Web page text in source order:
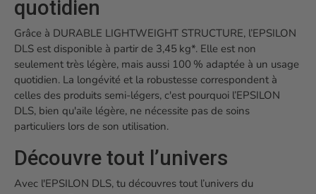
quotidien
Grâce à DURABLE LIGHTWEIGHT STRUCTURE, l’EPSILON
DLS est disponible à partir de 3,45 kg*. Elle est non
seulement très légère, mais aussi 100 % adaptée à un usage
quotidien. La longévité et la robustesse correspondent à
celles des produits semi-légers, c'est pourquoi l’EPSILON
DLS, bien qu'aile légère, ne nécessite pas de soins
particuliers lors de son utilisation.
Découvre tout l’univers
Avec l'EPSILON DLS, tu découvres tout l’univers du